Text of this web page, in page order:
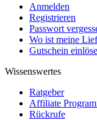
Anmelden
Registrieren
Passwort
Wo ist meine
Gutschein
Wissenswertes
Ratgeber
Affiliate
Rückrufe